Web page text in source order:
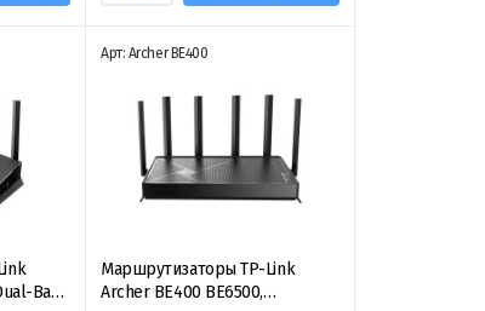
Band
Арт: Archer BE400
Маршрутизаторы TP-Link
Archer BE400 BE6500,